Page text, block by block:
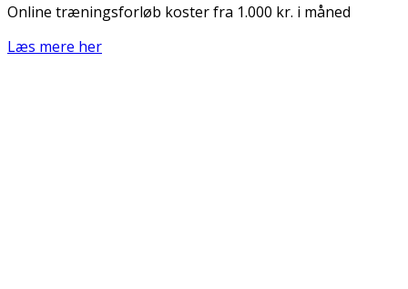
Online træningsforløb koster fra 1.000 kr. i måned
Læs mere her